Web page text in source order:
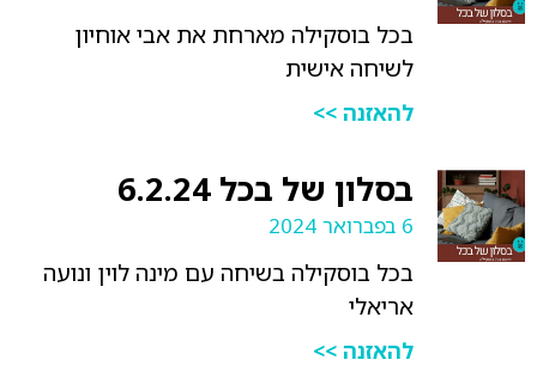
בכל בוסקילה מארחת את אבי אוחיון
לשיחה אישית
להאזנה >>
בסלון של בכל 6.2.24
6 בפברואר 2024
בכל בוסקילה בשיחה עם מינה לוין ונועה
אריאלי
להאזנה >>